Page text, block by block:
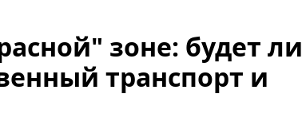
зоне: будет ли
транспорт и